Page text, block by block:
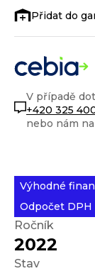
Výhodné
Odpočet DPH
Ročník
2022
Stav
V případě
+420 325
nebo nám